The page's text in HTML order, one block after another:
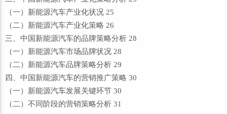
（一）新能源汽车产业化状况 25
（二）新能源汽车产业化策略 26
三、中国新能源汽车的品牌策略分析 28
（一）新能源汽车市场品牌状况 28
（二）新能源汽车品牌策略分析 29
四、中国新能源汽车的营销推广策略 30
（一）新能源汽车发展关键环节 30
（二）不同阶段的营销策略分析 31